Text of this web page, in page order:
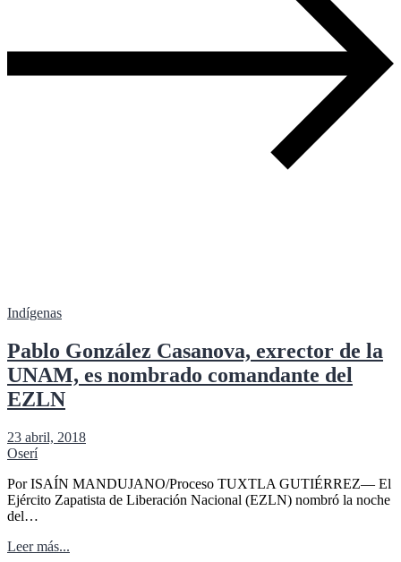
Indígenas
Pablo González Casanova, exrector de la
UNAM, es nombrado comandante del
EZLN
23 abril, 2018
Oserí
Por ISAÍN MANDUJANO/Proceso TUXTLA GUTIÉRREZ— El
Ejército Zapatista de Liberación Nacional (EZLN) nombró la noche
del…
Leer más...